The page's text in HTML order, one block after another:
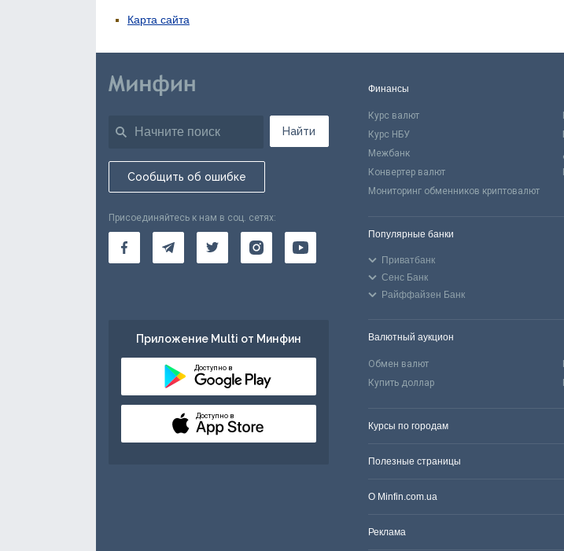
Карта сайта
Найти
Сообщить об ошибке
Присоединяйтесь к нам в соц. сетях:
Приложение Multi от Минфин
Доступно в
Доступно в
Финансы
Курс валют
Курс НБУ
Межбанк
Конвертер валют
Мониторинг обменников криптовалют
Популярные банки
Приватбанк
Сенс Банк
Райффайзен Банк
Валютный аукцион
Обмен валют
Купить доллар
Курсы по городам
Полезные страницы
О Minfin.com.ua
Реклама